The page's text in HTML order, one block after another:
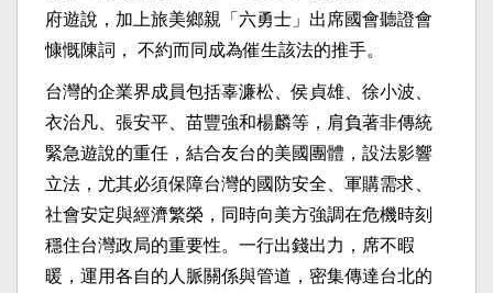
府遊說，加上旅美鄉親「六勇士」出席國會聽證會
慷慨陳詞， 不約而同成為催生該法的推手。
台灣的企業界成員包括辜濂松、侯貞雄、徐小波、
衣治凡、張安平、苗豐強和楊麟等，肩負著非傳統
緊急遊說的重任，結合友台的美國團體，設法影響
立法，尤其必須保障台灣的國防安全、軍購需求、
社會安定與經濟繁榮，同時向美方強調在危機時刻
穩住台灣政局的重要性。一行出錢出力，席不暇
暖，運用各自的人脈關係與管道，密集傳達台北的